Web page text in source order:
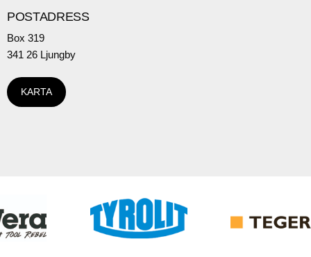
POSTADRESS
Box 319
341 26 Ljungby
KARTA